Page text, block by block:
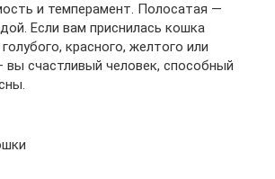
и темперамент. Полосатая —
Если вам приснилась кошка
красного, желтого или
вы счастливый человек, способный